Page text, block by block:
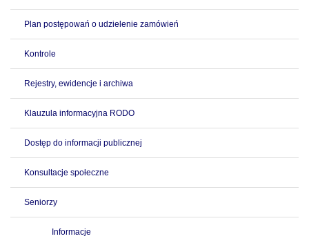
Plan postępowań o udzielenie zamówień
Kontrole
Rejestry, ewidencje i archiwa
Klauzula informacyjna RODO
Dostęp do informacji publicznej
Konsultacje społeczne
Seniorzy
Informacje